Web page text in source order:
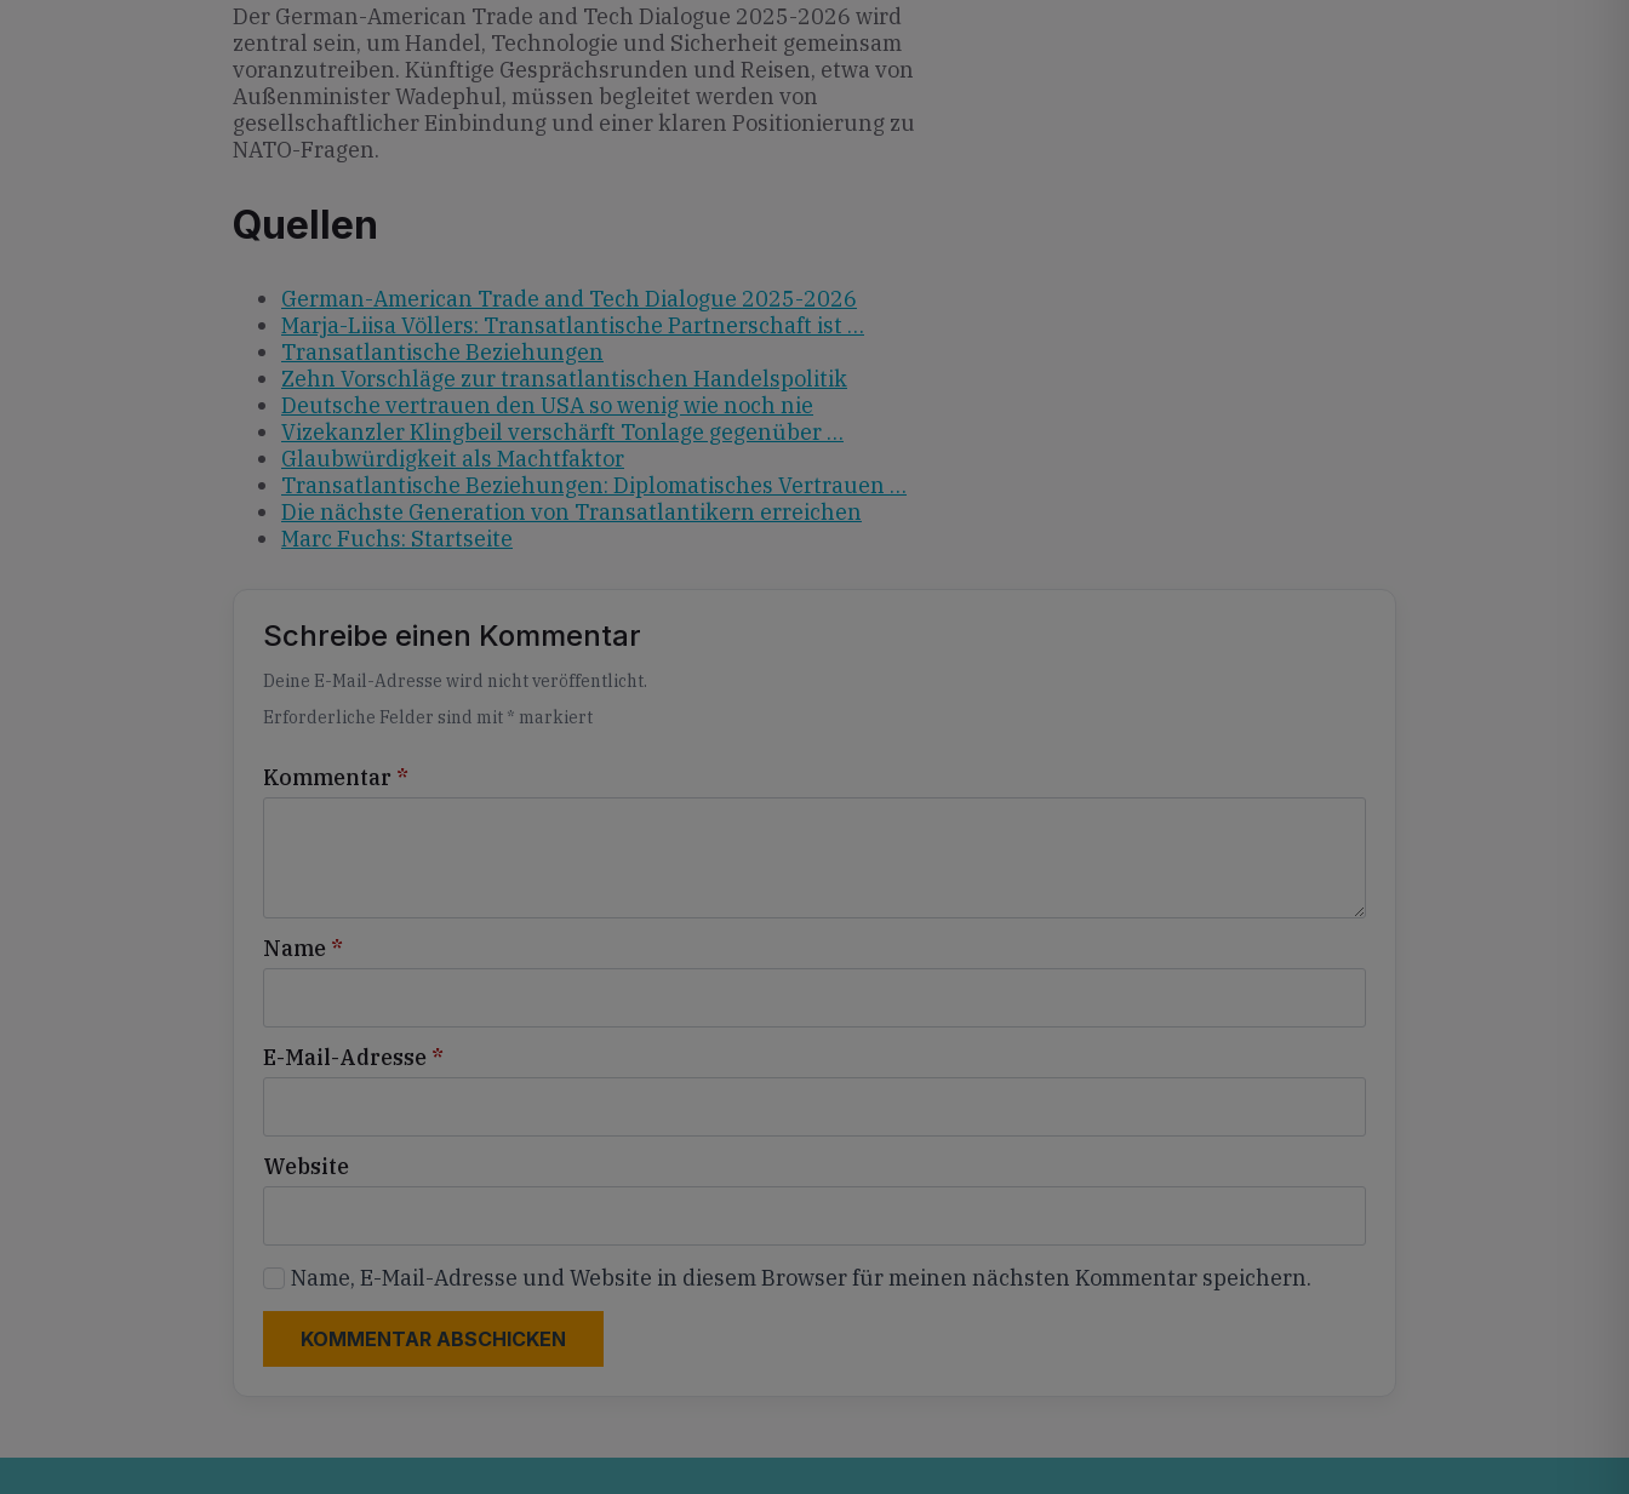
Der German-American Trade and Tech Dialogue 2025-2026 wird
zentral sein, um Handel, Technologie und Sicherheit gemeinsam
voranzutreiben. Künftige Gesprächsrunden und Reisen, etwa von
Außenminister Wadephul, müssen begleitet werden von
gesellschaftlicher Einbindung und einer klaren Positionierung zu
NATO-Fragen.
Quellen
German-American Trade and Tech Dialogue 2025-2026
Marja-Liisa Völlers: Transatlantische Partnerschaft ist …
Transatlantische Beziehungen
Zehn Vorschläge zur transatlantischen Handelspolitik
Deutsche vertrauen den USA so wenig wie noch nie
Vizekanzler Klingbeil verschärft Tonlage gegenüber …
Glaubwürdigkeit als Machtfaktor
Transatlantische Beziehungen: Diplomatisches Vertrauen …
Die nächste Generation von Transatlantikern erreichen
Marc Fuchs: Startseite
Schreibe einen Kommentar
Deine E-Mail-Adresse wird nicht veröffentlicht.
Erforderliche Felder sind mit * markiert
Kommentar *
Name *
E-Mail-Adresse *
Website
Name, E-Mail-Adresse und Website in diesem Browser für meinen nächsten Kommentar speichern.
Alternative: